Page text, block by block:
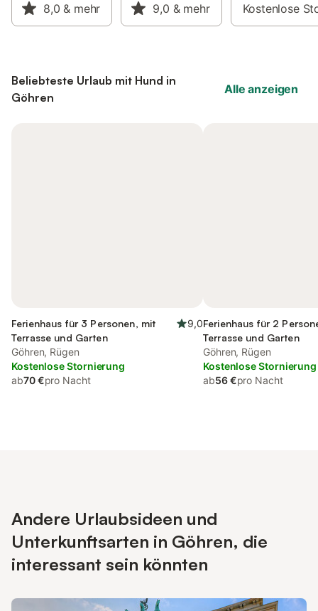
8,0 & mehr 9,0 & mehr Kostenlose
Beliebteste Urlaub mit Hund in
Göhren
Alle anzeigen
Ferienhaus für 3 Personen, mit
Terrasse und Garten
9,0
Göhren, Rügen
Kostenlose Stornierung
ab70 €pro Nacht
Ferienhaus für 2
Terrasse und Garten
Göhren, Rügen
Kostenlose Stornierung
ab56 €pro Nacht
Andere Urlaubsideen und
Unterkunftsarten in Göhren, die
interessant sein könnten